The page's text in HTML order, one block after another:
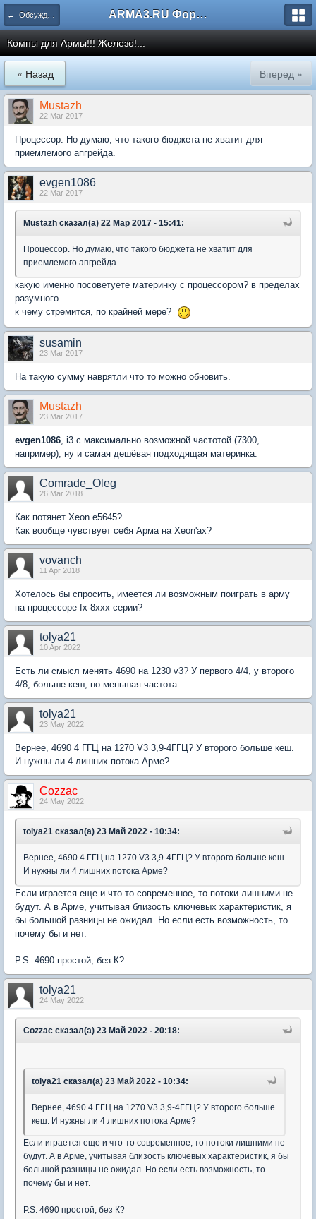
← Обсуждение игры ARMA3.RU Форум
Компы для Армы!!! Железо!...
« Назад Вперед »
Mustazh
22 Mar 2017
Процессор. Но думаю, что такого бюджета не хватит для
приемлемого апгрейда.
evgen1086
22 Mar 2017
Mustazh сказал(а) 22 Мар 2017 - 15:41:
Процессор. Но думаю, что такого бюджета не хватит для
приемлемого апгрейда.
какую именно посоветуете материнку с процессором? в пределах
разумного.
к чему стремится, по крайней мере?
susamin
23 Mar 2017
На такую сумму наврятли что то можно обновить.
Mustazh
23 Mar 2017
evgen1086 , i3 с максимально возможной частотой (7300,
например), ну и самая дешёвая подходящая материнка.
Comrade_Oleg
26 Mar 2018
Как потянет Xeon e5645?
Как вообще чувствует себя Арма на Xeon'ах?
vovanch
11 Apr 2018
Хотелось бы спросить, имеется ли возможным поиграть в арму
на процессоре fx-8xxx серии?
tolya21
10 Apr 2022
Есть ли смысл менять 4690 на 1230 v3? У первого 4/4, у второго
4/8, больше кеш, но меньшая частота.
tolya21
23 May 2022
Вернее, 4690 4 ГГЦ на 1270 V3 3,9-4ГГЦ? У второго больше кеш.
И нужны ли 4 лишних потока Арме?
Cozzac
24 May 2022
tolya21 сказал(а) 23 Май 2022 - 10:34:
Вернее, 4690 4 ГГЦ на 1270 V3 3,9-4ГГЦ? У второго больше кеш.
И нужны ли 4 лишних потока Арме?
Если играется еще и что-то современное, то потоки лишними не
будут. А в Арме, учитывая близость ключевых характеристик, я
бы большой разницы не ожидал. Но если есть возможность, то
почему бы и нет.
P.S. 4690 простой, без К?
tolya21
24 May 2022
Cozzac сказал(а) 23 Май 2022 - 20:18:
tolya21 сказал(а) 23 Май 2022 - 10:34:
Вернее, 4690 4 ГГЦ на 1270 V3 3,9-4ГГЦ? У второго больше
кеш. И нужны ли 4 лишних потока Арме?
Если играется еще и что-то современное, то потоки лишними не
будут. А в Арме, учитывая близость ключевых характеристик, я бы
большой разницы не ожидал. Но если есть возможность, то
почему бы и нет.
P.S. 4690 простой, без К?